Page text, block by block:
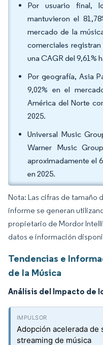
Por usuario final,
mantuvieron el
mercado de la
comerciales
una CAGR del 9,61%
Por geografía, Asia
9,02% en el
América del Norte
2025.
Universal Music
Warner Music
aproximadamente el
en 2025.
Nota: Las cifras de tamaño
informe se generan
propietario de Mordor
datos e información
Tendencias e
de la Música
Análisis del Impacto de
Adopción acelerada de
streaming de música